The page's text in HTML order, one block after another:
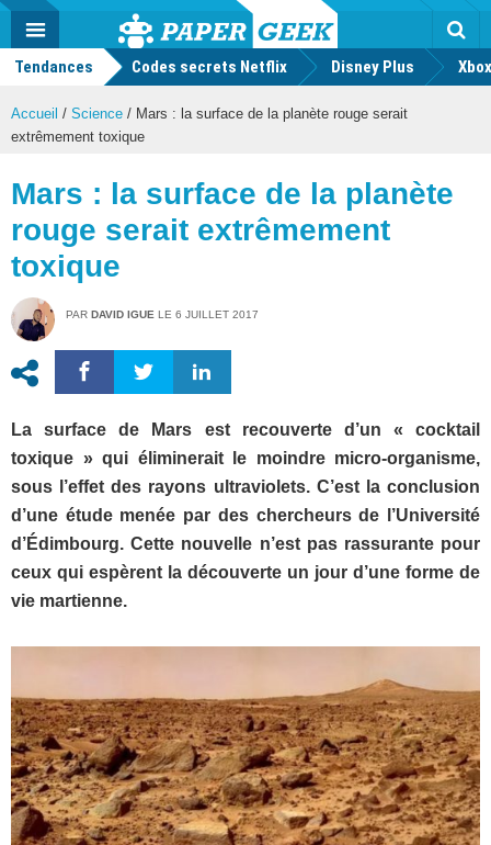
Actu
geek
MENU
Tendances Codes secrets Netflix Disney Plus
Accueil / Science / Mars : la surface de la planète rouge serait
extrêmement toxique
Mars : la surface de la planète
rouge serait extrêmement
toxique
PAR DAVID IGUE LE 6 JUILLET 2017
La surface de Mars est recouverte d’un « cocktail
toxique » qui éliminerait le moindre micro-organisme,
sous l’effet des rayons ultraviolets. C’est la conclusion
d’une étude menée par des chercheurs de l’Université
d’Édimbourg. Cette nouvelle n’est pas rassurante pour
ceux qui espèrent la découverte un jour d’une forme de
vie martienne.
Mode
FacebookTwitter Youtube